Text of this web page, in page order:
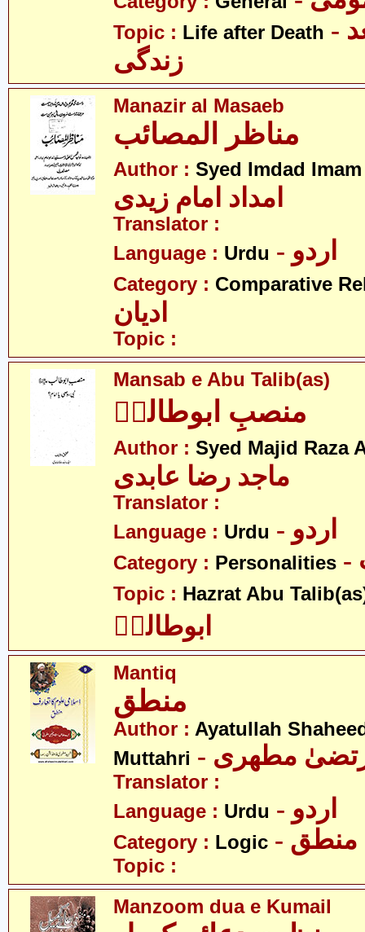
Topic : Life after Death - موت کے بعد
زندگی
Manazir al Masaeb
مناظر المصائب
Author : Syed Imdad
امداد امام زیدی
Translator :
Language : Urdu - اردو
Category : Comparative
ادیان
Topic :
Mansab e Abu Talib(as)
منصبِ ابوطالبؑ
Author : Syed Majid Raza
ماجد رضا عابدی
Translator :
Language : Urdu - اردو
Category : Personalities
Topic : Hazrat Abu
ابوطالبؑ
Mantiq
منطق
Author : Ayatullah
Muttahri
مطھری
Translator :
Language : Urdu - اردو
Category : Logic - منطق
Topic :
Manzoom dua e Kumail